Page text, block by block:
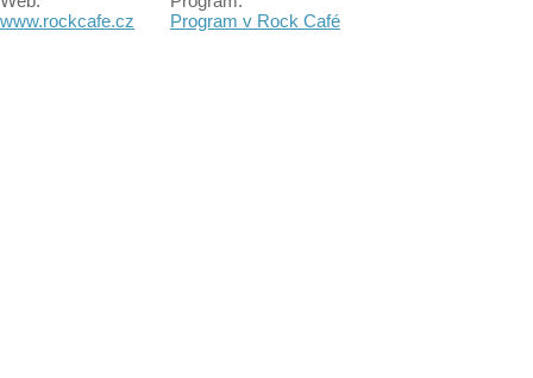
www.rockcafe.cz
Program v Rock Café